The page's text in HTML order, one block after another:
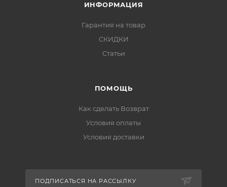
ИНФОРМАЦИЯ
Гарантия на товар
СКИДКИ
Статьи
ПОМОЩЬ
Как сделать Возврат
Условия оплаты
Условия доставки
ПОДПИСАТЬСЯ НА РАССЫЛКУ